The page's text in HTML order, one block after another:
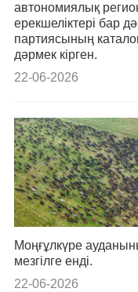
автономиялық
ерекшеліктері бар
партиясының
дәрмек кірген.
22-06-2026
Моңғұлкүре
мезгілге енді.
22-06-2026